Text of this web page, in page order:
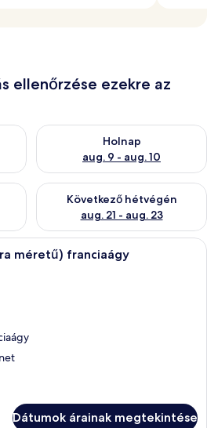
ellenőrzése ezekre az
ellenőrzése: aug. 8 - aug. 9
Holnap
aug. 9 - aug. 10
A holnapi rendelkezésre állás
állás ellenőrzése: aug. 14 -
Következő hétvégén
aug. 21 - aug. 23
A következő hétvégi
Egy modern szállodai szoba,
méretű) franciaágy
Dátumok árainak megtekintése